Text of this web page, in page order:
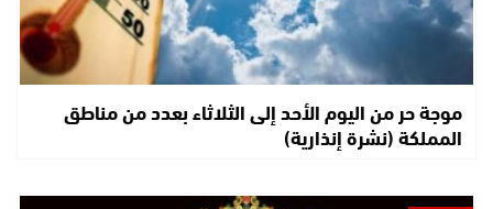
موجة حر من اليوم الأحد إلى الثلاثاء بعدد من مناطق
المملكة (نشرة إنذارية)